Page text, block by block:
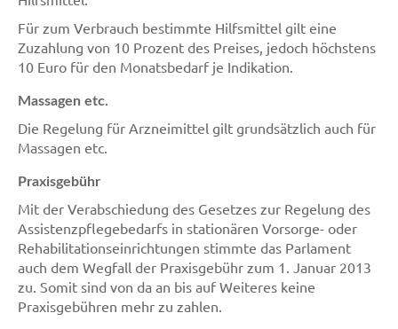
Für zum Verbrauch bestimmte Hilfsmittel gilt eine
Zuzahlung von 10 Prozent des Preises, jedoch höchstens
10 Euro für den Monatsbedarf je Indikation.
Massagen etc.
Die Regelung für Arzneimittel gilt grundsätzlich auch für
Massagen etc.
Praxisgebühr
Mit der Verabschiedung des Gesetzes zur Regelung des
Assistenzpflegebedarfs in stationären Vorsorge- oder
Rehabilitationseinrichtungen stimmte das Parlament
auch dem Wegfall der Praxisgebühr zum 1. Januar 2013
zu. Somit sind von da an bis auf Weiteres keine
Praxisgebühren mehr zu zahlen.